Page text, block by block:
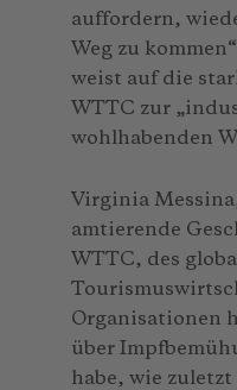
auffordern,
Weg zu
weist auf die
WTTC zur
wohlhabenden
Virginia
amtierende
WTTC, des
Organisationen
über
habe, wie